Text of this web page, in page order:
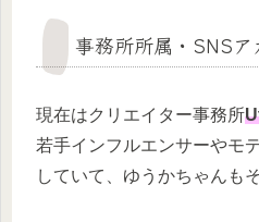
事務所所属・SNSア
現在はクリエイター事務所
若手インフルエンサーやモ
していて、ゆうかちゃんも